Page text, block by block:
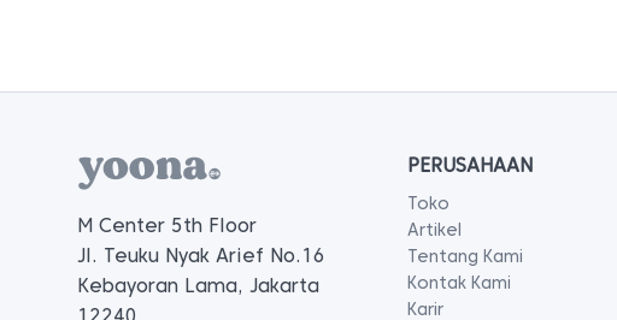
M Center 5th Floor
Jl. Teuku Nyak Arief No.16
Kebayoran Lama, Jakarta
PERUSAHAAN
Toko
Artikel
Tentang Kami
Kontak Kami
Karir